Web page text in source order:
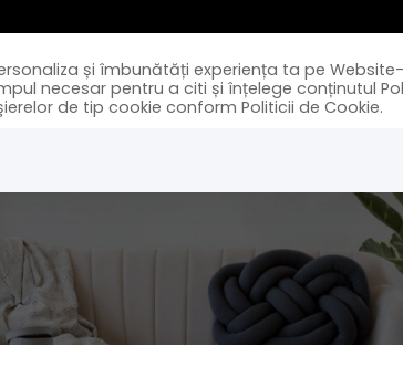
și îmbunătăți experiența ta pe
necesar pentru a citi și înțelege conținutul
de tip cookie conform Politicii de Cookie.
Acasa Vanzari